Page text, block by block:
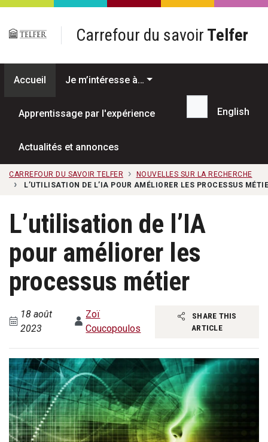
Passer au contenu principal
Carrefour du savoir Telfer
Accueil Je m’intéresse à…
Apprentissage par l'expérience
Actualités et annonces
Recherche...
English
CARREFOUR DU SAVOIR TELFER
NOUVELLES SUR LA RECHERCHE
L’UTILISATION DE L’IA POUR AMÉLIORER LES PROCESSUS
L’utilisation de l’IA
pour améliorer les
processus métier
18 août
2023
Zoï
Coucopoulos
SHARE THIS
ARTICLE